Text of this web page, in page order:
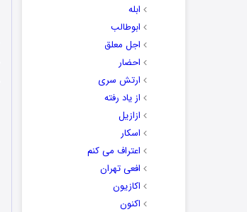
ابله
ابوطالب
اجل معلق
احضار
ارتش سری
از یاد رفته
ازازیل
اسکار
اعتراف می کنم
افعی تهران
اکازیون
اکنون